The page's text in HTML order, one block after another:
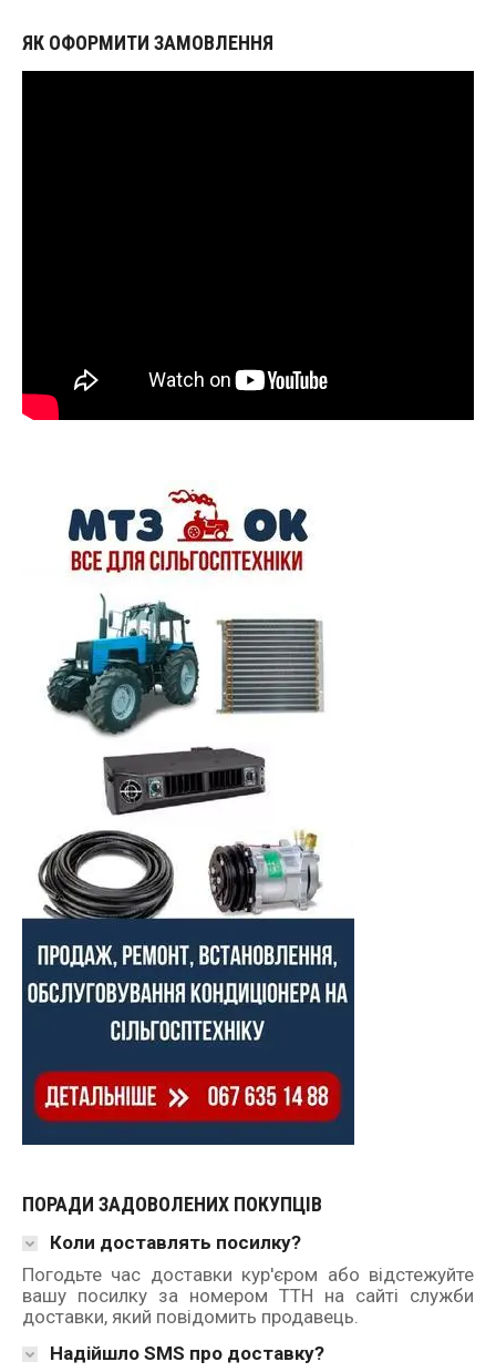
ЯК ОФОРМИТИ ЗАМОВЛЕННЯ
ПОРАДИ ЗАДОВОЛЕНИХ ПОКУПЦІВ
Коли доставлять посилку?
Погодьте час доставки кур'єром або відстежуйте
вашу посилку за номером ТТН на сайті служби
доставки, який повідомить продавець.
Надійшло SMS про доставку?